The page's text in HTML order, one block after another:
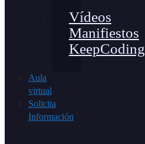
Vídeos
Manifiestos
KeepCoding
Aula
virtual
Solicita
Información